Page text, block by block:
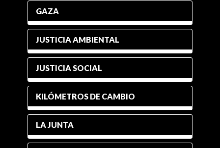
GAZA
JUSTICIA AMBIENTAL
JUSTICIA SOCIAL
KILÓMETROS DE CAMBIO
LA JUNTA